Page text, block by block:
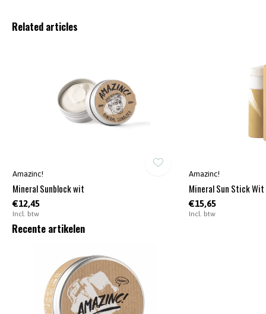
Related articles
Amazinc!
Mineral Sunblock wit
€12,45
Incl. btw
Amazinc!
Mineral Sun Stick Wit
€15,65
Incl. btw
Recente artikelen